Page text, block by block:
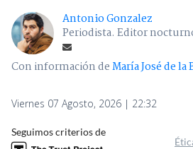
Antonio Gonzalez
Periodista. Editor
Con información deMaría José de la
Viernes 07 Agosto, 2026 | 22:32
Seguimos criterios de